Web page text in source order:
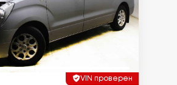
VIN проверен